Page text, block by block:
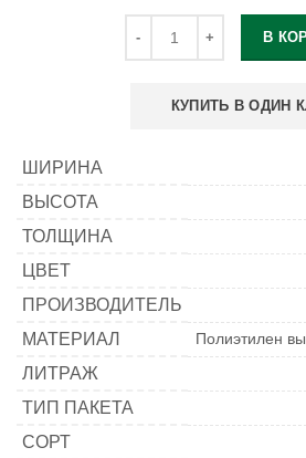
В
КУПИТЬ В ОДИН
ШИРИНА
ВЫСОТА
ТОЛЩИНА
ЦВЕТ
ПРОИЗВОДИТЕЛЬ
МАТЕРИАЛ Полиэтилен
ЛИТРАЖ
ТИП ПАКЕТА
СОРТ